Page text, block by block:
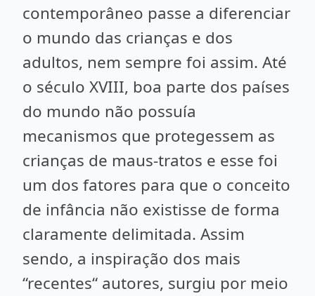
contemporâneo passe a diferenciar
o mundo das crianças e dos
adultos, nem sempre foi assim. Até
o século XVIII, boa parte dos países
do mundo não possuía
mecanismos que protegessem as
crianças de maus-tratos e esse foi
um dos fatores para que o conceito
de infância não existisse de forma
claramente delimitada. Assim
sendo, a inspiração dos mais
“recentes“ autores, surgiu por meio